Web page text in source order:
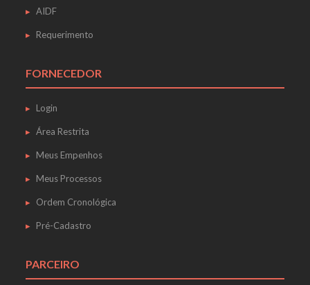
AIDF
Requerimento
FORNECEDOR
Login
Área Restrita
Meus Empenhos
Meus Processos
Ordem Cronológica
Pré-Cadastro
PARCEIRO